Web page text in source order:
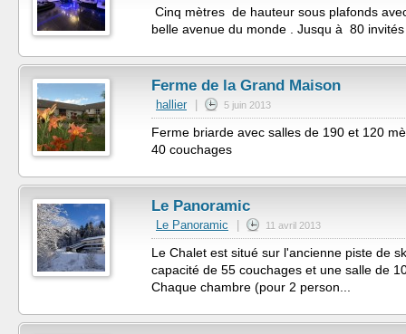
Cinq mètres de hauteur sous plafonds
belle avenue du monde . Jusqu à 80
Ferme de la Grand Maison
hallier 5 juin 2013
Ferme briarde avec salles de 190 et 120
40 couchages
Le Panoramic
Le Panoramic 11 avril 2013
Le Chalet est situé sur l'ancienne piste de
capacité de 55 couchages et une salle de
Chaque chambre (pour 2 person...